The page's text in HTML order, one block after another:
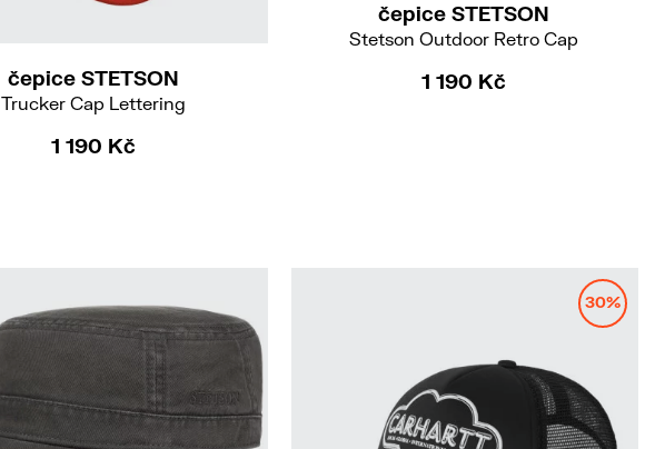
čepice STETSON
Trucker Cap Lettering
1 190 Kč
čepice STETSON
Stetson Outdoor Retro Cap
1 190 Kč
30%